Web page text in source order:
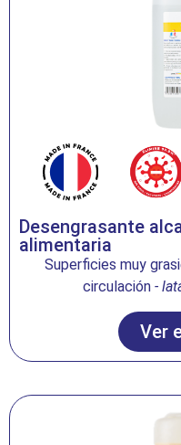
Desengrasante
alimentaria
Superficies muy
circulación -
Ver